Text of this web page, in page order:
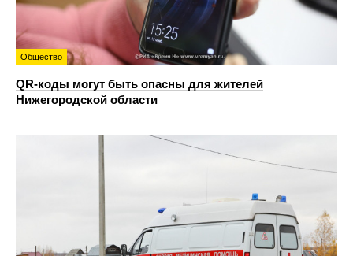
Общество
QR-коды могут быть опасны для жителей
Нижегородской области